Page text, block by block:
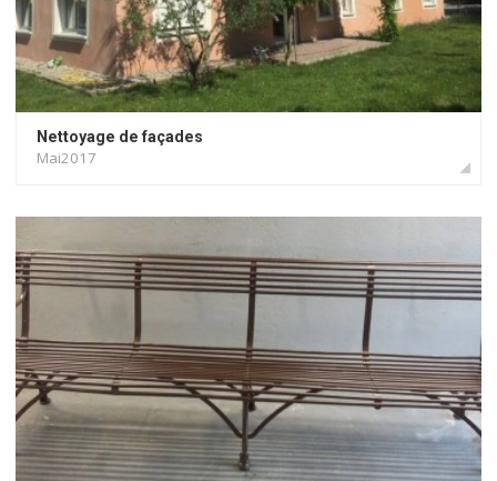
Nettoyage de façades
Mai2017